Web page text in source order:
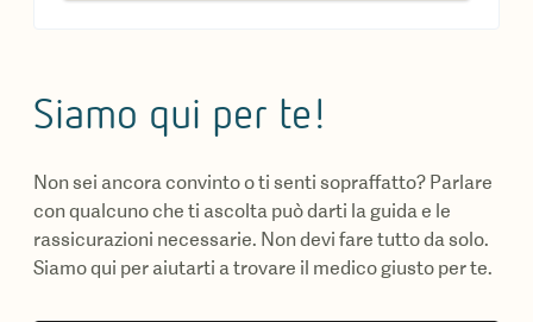
Siamo qui per te!
Non sei ancora convinto o ti senti sopraffatto? Parlare
con qualcuno che ti ascolta può darti la guida e le
rassicurazioni necessarie. Non devi fare tutto da solo.
Siamo qui per aiutarti a trovare il medico giusto per te.